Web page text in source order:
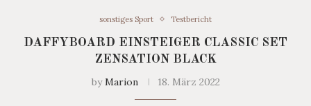
sonstiges Sport Testbericht
DAFFYBOARD EINSTEIGER CLASSIC SET
ZENSATION BLACK
byMarion 18. März 2022